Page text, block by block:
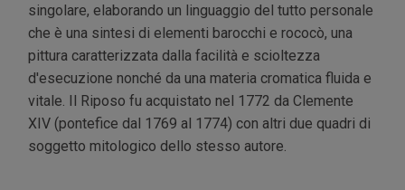
singolare, elaborando un linguaggio del tutto personale
che è una sintesi di elementi barocchi e rococò, una
pittura caratterizzata dalla facilità e scioltezza
d'esecuzione nonché da una materia cromatica fluida e
vitale. Il Riposo fu acquistato nel 1772 da Clemente
XIV (pontefice dal 1769 al 1774) con altri due quadri di
soggetto mitologico dello stesso autore.